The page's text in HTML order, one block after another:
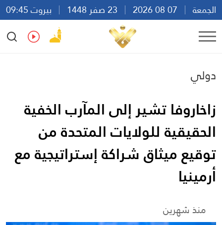
الجمعة
بيروت 09:45
Ar
En Fr Es
دولي
زاخاروفا تشير إلى المآرب الخفية
الحقيقية للولايات المتحدة من
توقيع ميثاق شراكة إستراتيجية مع
أرمينيا
منذ شهرين